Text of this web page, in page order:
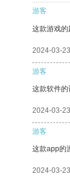
游客
这款游戏的
2024-03-23
游客
这款软件的
2024-03-23
游客
这款app的
2024-03-23